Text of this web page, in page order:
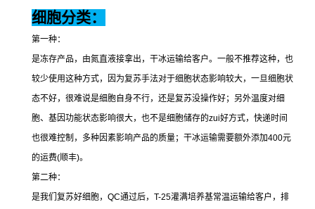
细胞分类：
第一种：
是冻存产品，由氮直液接拿出，干冰运输给客户。一般不推荐这种，也
较少使用这种方式，因为复苏手法对于细胞状态影响较大，一旦细胞状
态不好，很难说是细胞自身不行，还是复苏没操作好；另外温度对细
胞、基因功能状态影响很大，也不是细胞储存的zui好方式，快递时间
也很难控制，多种因素影响产品的质量；干冰运输需要额外添加400元
的运费(顺丰)。
第二种：
是我们复苏好细胞， QC通过后， T-25灌满培养基常温运输给客户，排